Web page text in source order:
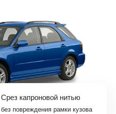
Срез капроновой нитью
без повреждения рамки кузова